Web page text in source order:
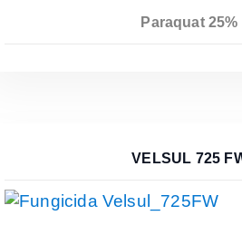
Leer Más
Paraquat 25%
VELSUL 725